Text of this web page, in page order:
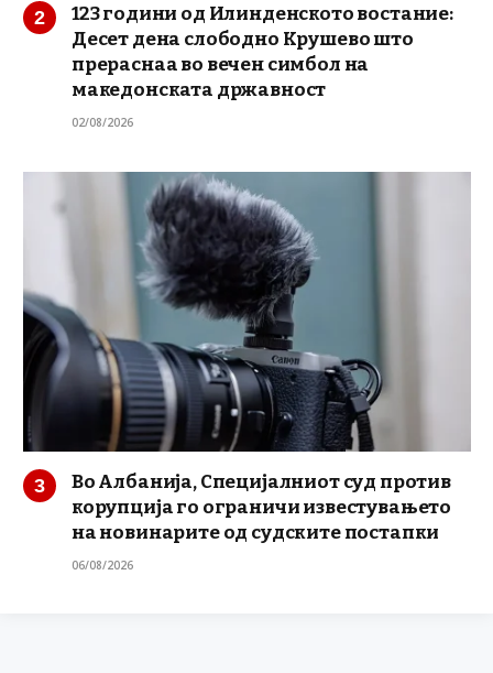
123 години од Илинденското востание:
Десет дена слободно Крушево што
прераснаа во вечен симбол на
македонската државност
02/08/2026
Во Албанија, Специјалниот суд против
корупција го ограничи известувањето
на новинарите од судските постапки
06/08/2026